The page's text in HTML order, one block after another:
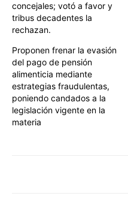
concejales; votó a favor y
tribus decadentes la
rechazan.
Proponen frenar la evasión
del pago de pensión
alimenticia mediante
estrategias fraudulentas,
poniendo candados a la
legislación vigente en la
materia